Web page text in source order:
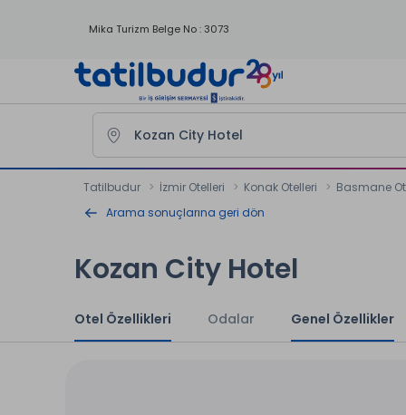
Mika Turizm Belge No : 3073
Tatilbudur İzmir Otelleri Konak Otelleri Basmane
Arama sonuçlarına geri dön
Kozan City Hotel
Otel Özellikleri Odalar Genel Özellikler